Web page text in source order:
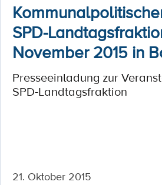
SPD-
November 2015 in
Presseeinladung zur
SPD-Landtagsfraktion
21. Oktober 2015